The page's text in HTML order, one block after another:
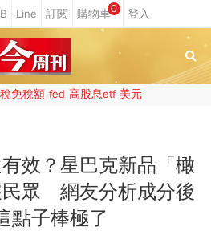
0
免稅額 fed 高股息etf 美元
效？星巴克新品「橄
民眾 網友分析成分後
點子棒極了